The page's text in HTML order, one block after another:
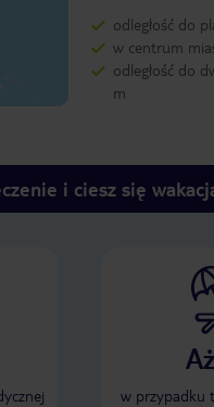
odległość do
w centrum
odległość do
m
i ciesz się
w przypadku